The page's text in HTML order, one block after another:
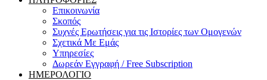
Επικοινωνία
Σκοπός
Συχνές Ερωτήσεις για τις Ιστορίες των Ομογενών
Σχετικά Με Εμάς
Υπηρεσίες
Δωρεάν Εγγραφή / Free Subscription
ΗΜΕΡΟΛΟΓΙΟ